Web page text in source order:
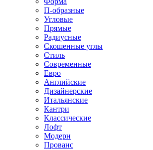
П-образные
Угловые
Прямые
Радиусные
Скошенные углы
Стиль
Современные
Евро
Английские
Дизайнерские
Итальянские
Кантри
Классические
Лофт
Модерн
Прованс